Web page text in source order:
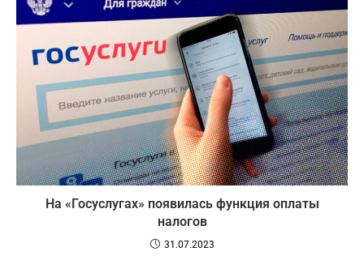
На «Госуслугах» появилась функция оплаты
налогов
31.07.2023